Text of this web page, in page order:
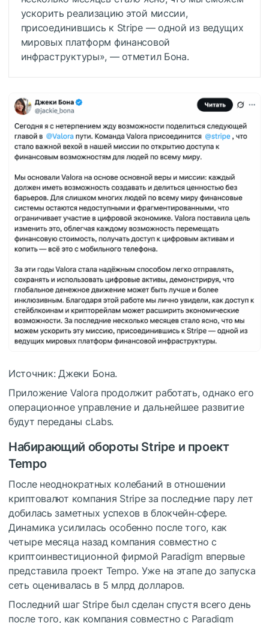
ускорить реализацию этой миссии,
присоединившись к Stripe — одной из ведущих
мировых платформ финансовой
инфраструктуры», — отметил Бона.
Источник: Джеки Бона.
Приложение Valora продолжит работать, однако его
операционное управление и дальнейшее развитие
будут переданы cLabs.
Набирающий обороты Stripe и проект
Tempo
После неоднократных колебаний в отношении
криптовалют компания Stripe за последние пару лет
добилась заметных успехов в блокчейн‑сфере.
Динамика усилилась особенно после того, как
четыре месяца назад компания совместно с
криптоинвестиционной фирмой Paradigm впервые
представила проект Tempo. Уже на этапе до запуска
сеть оценивалась в 5 млрд долларов.
Последний шаг Stripe был сделан спустя всего день
после того, как компания совместно с Paradigm